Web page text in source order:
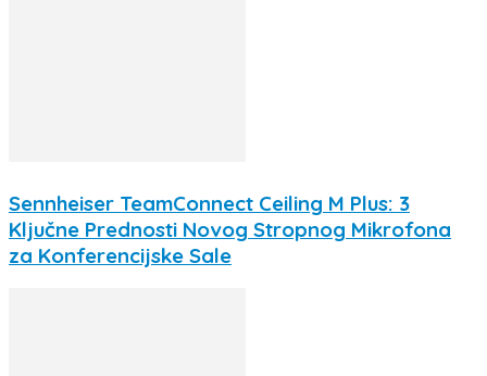
Sennheiser TeamConnect Ceiling M Plus: 3
Ključne Prednosti Novog Stropnog Mikrofona
za Konferencijske Sale